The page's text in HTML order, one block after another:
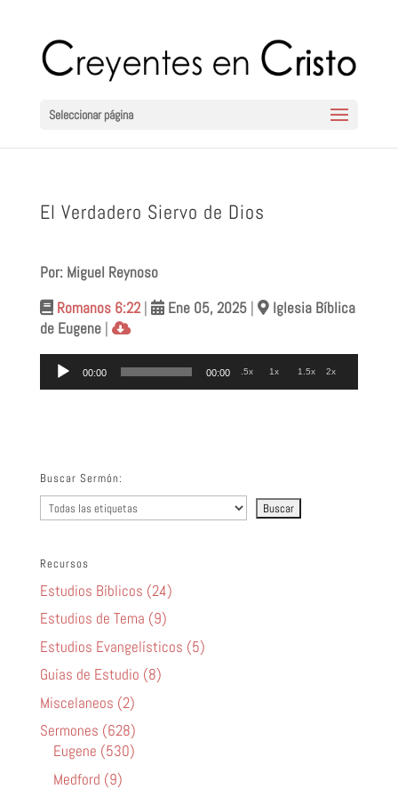
Seleccionar página
El Verdadero Siervo de Dios
Por: Miguel Reynoso
Romanos 6:22 | Ene 05, 2025 |
Iglesia Bíblica
de Eugene |
Reproductor
00:00 00:00 .5x 1x 1.5x 2x
Buscar Sermón:
Recursos
Estudios Bíblicos (24)
Estudios de Tema (9)
Estudios Evangelísticos (5)
Guías de Estudio (8)
Miscelaneos (2)
Sermones (628)
Eugene (530)
Medford (9)